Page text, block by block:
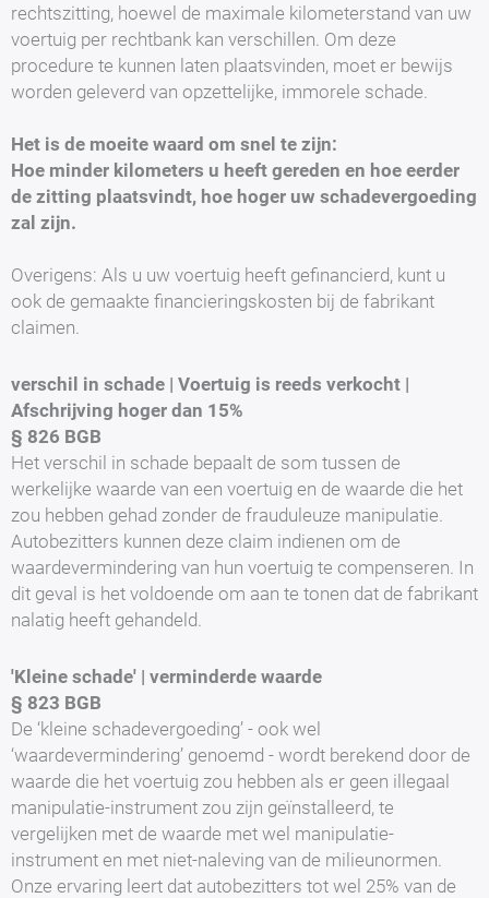
rechtszitting, hoewel de maximale kilometerstand van uw
voertuig per rechtbank kan verschillen. Om deze
procedure te kunnen laten plaatsvinden, moet er bewijs
worden geleverd van opzettelijke, immorele schade.
Het is de moeite waard om snel te zijn:
Hoe minder kilometers u heeft gereden en hoe eerder
de zitting plaatsvindt, hoe hoger uw schadevergoeding
zal zijn.
Overigens: Als u uw voertuig heeft gefinancierd, kunt u
ook de gemaakte financieringskosten bij de fabrikant
claimen.
verschil in schade | Voertuig is reeds verkocht |
Afschrijving hoger dan 15%
§ 826 BGB
Het verschil in schade bepaalt de som tussen de
werkelijke waarde van een voertuig en de waarde die het
zou hebben gehad zonder de frauduleuze manipulatie.
Autobezitters kunnen deze claim indienen om de
waardevermindering van hun voertuig te compenseren. In
dit geval is het voldoende om aan te tonen dat de fabrikant
nalatig heeft gehandeld.
'Kleine schade' | verminderde waarde
§ 823 BGB
De ‘kleine schadevergoeding’ - ook wel
‘waardevermindering’ genoemd - wordt berekend door de
waarde die het voertuig zou hebben als er geen illegaal
manipulatie-instrument zou zijn geïnstalleerd, te
vergelijken met de waarde met wel manipulatie-
instrument en met niet-naleving van de milieunormen.
Onze ervaring leert dat autobezitters tot wel 25% van de